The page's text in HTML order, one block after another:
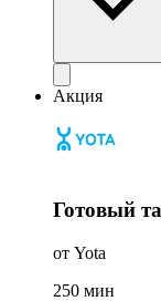
Акция
Готовый
от Yota
250 мин